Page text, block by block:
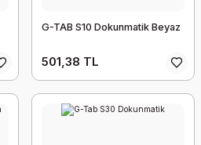
G-TAB S10 Dokunmatik Beyaz
501,38 TL